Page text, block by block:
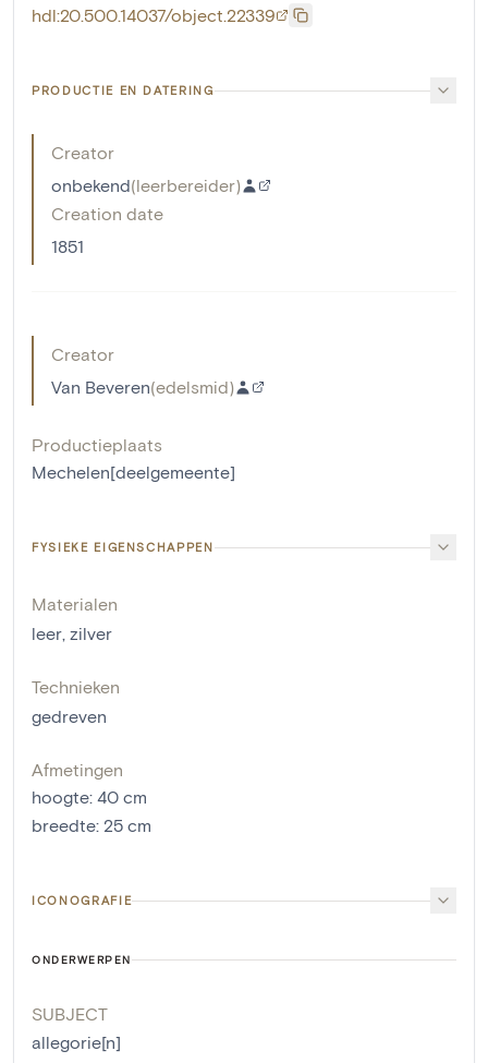
hdl:20.500.14037/object.22339
PRODUCTIE EN DATERING
Creator
onbekend(leerbereider)
Creation date
1851
Creator
Van Beveren(edelsmid)
Productieplaats
Mechelen[deelgemeente]
FYSIEKE EIGENSCHAPPEN
Materialen
leer, zilver
Technieken
gedreven
Afmetingen
hoogte: 40 cm
breedte: 25 cm
ICONOGRAFIE
ONDERWERPEN
SUBJECT
allegorie[n]